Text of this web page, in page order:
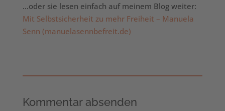
…oder sie lesen einfach auf meinem Blog weiter:
Mit Selbstsicherheit zu mehr Freiheit – Manuela
Senn (manuelasennbefreit.de)
Kommentar absenden